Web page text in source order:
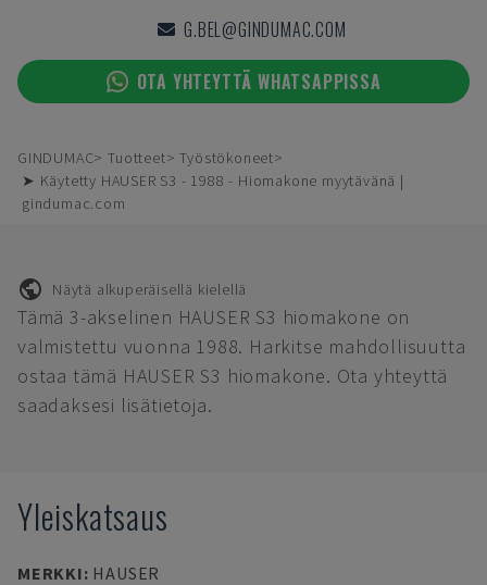
G.BEL@GINDUMAC.COM
OTA YHTEYTTÄ WHATSAPPISSA
GINDUMAC Tuotteet
Työstökoneet
➤ Käytetty HAUSER S3 - 1988 - Hiomakone myytävänä |
gindumac.com
Näytä alkuperäisellä kielellä
Tämä 3-akselinen HAUSER S3 hiomakone on
valmistettu vuonna 1988. Harkitse mahdollisuutta
ostaa tämä HAUSER S3 hiomakone. Ota yhteyttä
saadaksesi lisätietoja.
Yleiskatsaus
MERKKI: HAUSER